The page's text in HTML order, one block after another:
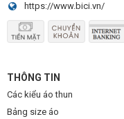
https://www.bici.vn/
THÔNG TIN
Các kiểu áo thun
Bảng size áo